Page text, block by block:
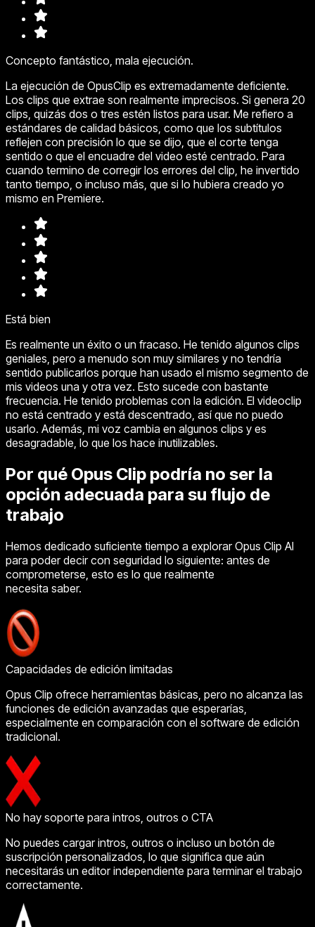
Concepto fantástico, mala ejecución.
La ejecución de OpusClip es extremadamente deficiente.
Los clips que extrae son realmente imprecisos. Si genera 20
clips, quizás dos o tres estén listos para usar. Me refiero a
estándares de calidad básicos, como que los subtítulos
reflejen con precisión lo que se dijo, que el corte tenga
sentido o que el encuadre del video esté centrado. Para
cuando termino de corregir los errores del clip, he invertido
tanto tiempo, o incluso más, que si lo hubiera creado yo
mismo en Premiere.
Está bien
Es realmente un éxito o un fracaso. He tenido algunos clips
geniales, pero a menudo son muy similares y no tendría
sentido publicarlos porque han usado el mismo segmento de
mis videos una y otra vez. Esto sucede con bastante
frecuencia. He tenido problemas con la edición. El videoclip
no está centrado y está descentrado, así que no puedo
usarlo. Además, mi voz cambia en algunos clips y es
desagradable, lo que los hace inutilizables.
Por qué Opus Clip podría no ser la
opción adecuada para su flujo de
trabajo
Hemos dedicado suficiente tiempo a explorar Opus Clip AI
para poder decir con seguridad lo siguiente: antes de
comprometerse, esto es lo que realmente
necesita saber.
Capacidades de edición limitadas
Opus Clip ofrece herramientas básicas, pero no alcanza las
funciones de edición avanzadas que esperarías,
especialmente en comparación con el software de edición
tradicional.
No hay soporte para intros, outros o CTA
No puedes cargar intros, outros o incluso un botón de
suscripción personalizados, lo que significa que aún
necesitarás un editor independiente para terminar el trabajo
correctamente.